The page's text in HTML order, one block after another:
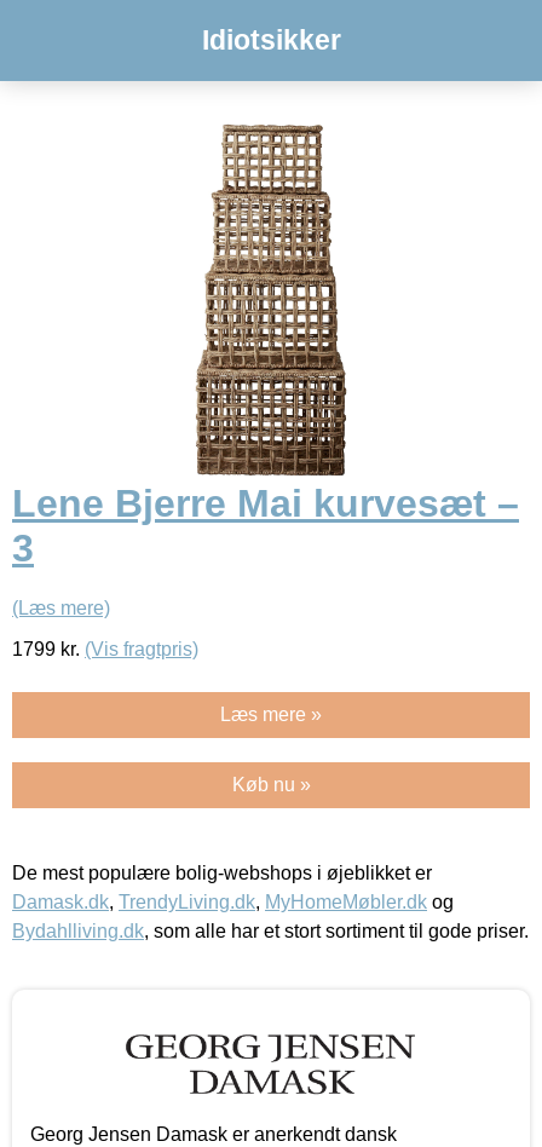
Idiotsikker
Lene Bjerre Mai kurvesæt –
3
(Læs mere)
1799 kr. (Vis fragtpris)
Læs mere »
Køb nu »
De mest populære bolig-webshops i øjeblikket er
Damask.dk, TrendyLiving.dk, MyHomeMøbler.dk og
Bydahlliving.dk, som alle har et stort sortiment til gode priser.
Georg Jensen Damask er anerkendt dansk